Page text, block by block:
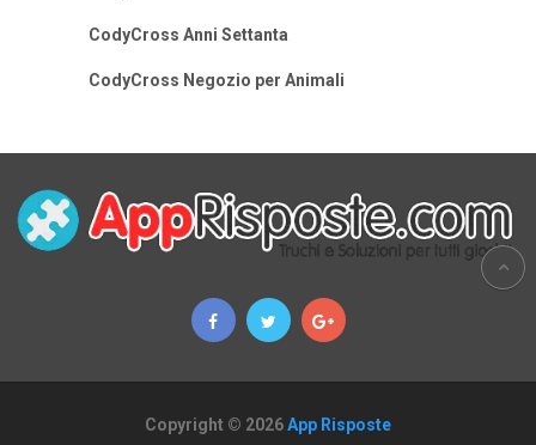
CodyCross Anni Settanta
CodyCross Negozio per Animali
Copyright © 2026App Risposte